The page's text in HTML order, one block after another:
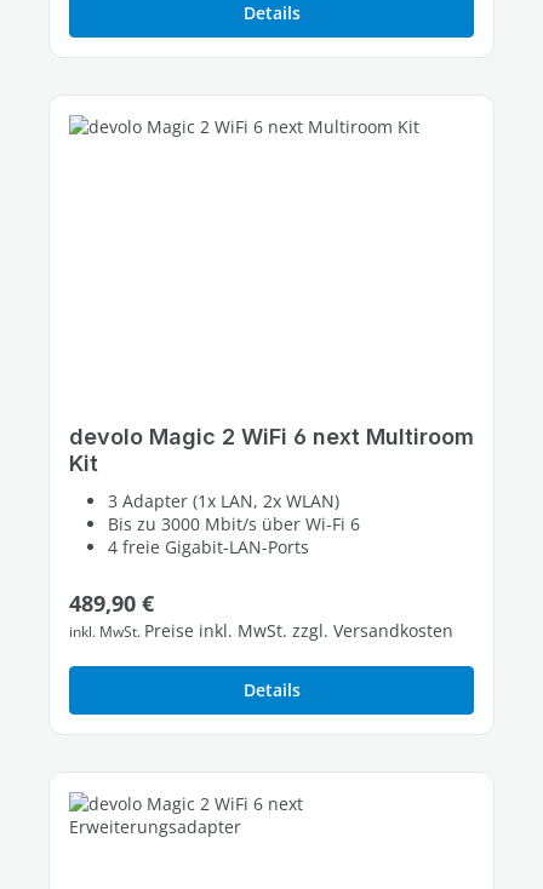
Details
devolo Magic 2 WiFi 6 next Multiroom
Kit
3 Adapter (1x LAN, 2x WLAN)
Bis zu 3000 Mbit/s über Wi-Fi 6
4 freie Gigabit-LAN-Ports
Regulärer Preis:
489,90 €
inkl. MwSt. Preise inkl. MwSt. zzgl. Versandkosten
Details